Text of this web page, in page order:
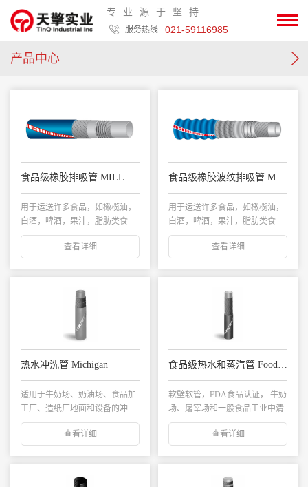
专业源于坚持
服务热线 021-59116985
产品中心
食品级橡胶排吸管 MILLENNIUM LL
用于运送许多食品，如橄榄油，
白酒，啤酒，果汁，脂肪类食
品，牛奶和高达96...
查看详细
食品级橡胶波纹排吸管 MILLENNIUM EASY
用于运送许多食品，如橄榄油，
白酒，啤酒，果汁，脂肪类食
品，牛奶和高达96...
查看详细
热水冲洗管 Michigan
适用于牛奶场、奶油场、食品加
工厂、造纸厂地面和设备的冲
洗；也适用于户外冲...
查看详细
食品级热水和蒸汽管 Foodland
软壁软管，FDA食品认证， 牛奶
场、屠宰场和一般食品工业中清
洗用热水和蒸...
查看详细